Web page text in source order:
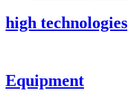
high technologies
Equipment